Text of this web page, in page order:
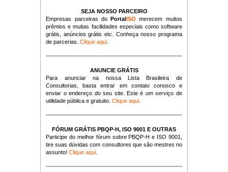
SEJA NOSSO PARCEIRO
Empresas parceiras doPortalISO merecem muitos
prêmios e muitas facilidades especiais como software
grátis, anúncios grátis etc. Conheça nosso programa
de parcerias.Clique aqui
ANUNCIE GRÁTIS
Para anunciar na nossa Lista Brasileira de
Consultorias, basta entrar em contato conosco e
enviar o endereço do seu site. Este é um serviço de
utilidade pública e gratuito.Clique aqui
FÓRUM GRÁTIS PBQP-H, ISO 9001 E OUTRAS
Participe do melhor fórum sobre PBQP-H e ISO 9001,
tire suas dúvidas com consultores que são mestres no
assunto!Clique aqui